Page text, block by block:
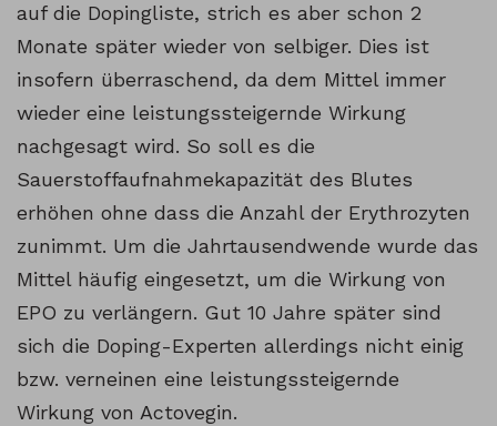
auf die Dopingliste, strich es aber schon 2
Monate später wieder von selbiger. Dies ist
insofern überraschend, da dem Mittel immer
wieder eine leistungssteigernde Wirkung
nachgesagt wird. So soll es die
Sauerstoffaufnahmekapazität des Blutes
erhöhen ohne dass die Anzahl der Erythrozyten
zunimmt. Um die Jahrtausendwende wurde das
Mittel häufig eingesetzt, um die Wirkung von
EPO zu verlängern. Gut 10 Jahre später sind
sich die Doping-Experten allerdings nicht einig
bzw. verneinen eine leistungssteigernde
Wirkung von Actovegin.